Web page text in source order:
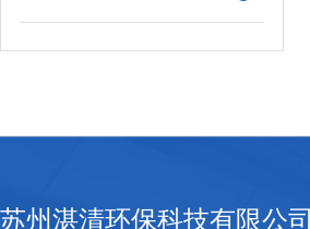
苏州湛清环保科技有限公司